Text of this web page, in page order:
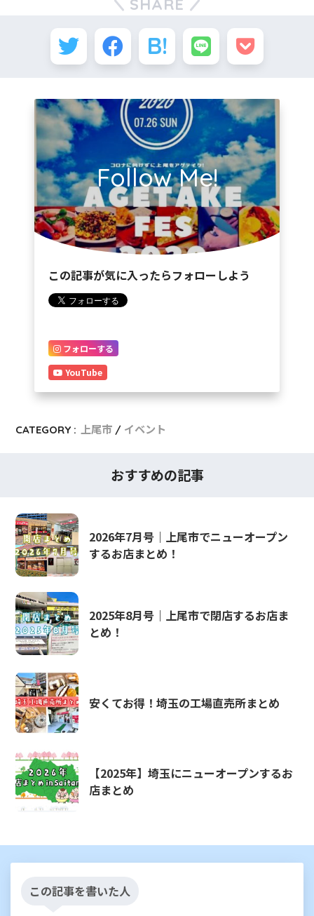
SHARE
Follow Me!
この記事が気に入ったらフォローしよう
フォローする
YouTube
CATEGORY : 上尾市 イベント
おすすめの記事
2026年7月号｜上尾市でニューオープン
するお店まとめ！
2025年8月号｜上尾市で閉店するお店ま
とめ！
安くてお得！埼玉の工場直売所まとめ
【2025年】埼玉にニューオープンするお
店まとめ
この記事を書いた人